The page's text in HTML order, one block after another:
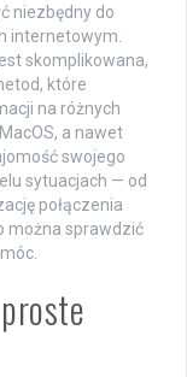
niezbędny do
internetowym.
skomplikowana,
które
na różnych
a nawet
swojego
sytuacjach — od
połączenia
można sprawdzić